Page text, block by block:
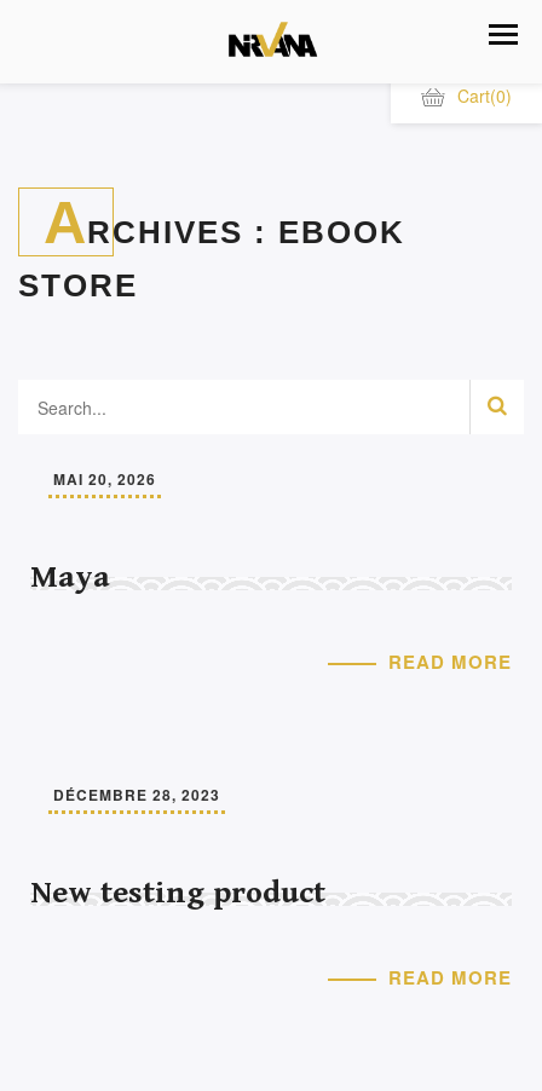
Cart(0)
ARCHIVES : EBOOK
STORE
MAI 20, 2026
Maya
READ MORE
DÉCEMBRE 28, 2023
New testing product
READ MORE